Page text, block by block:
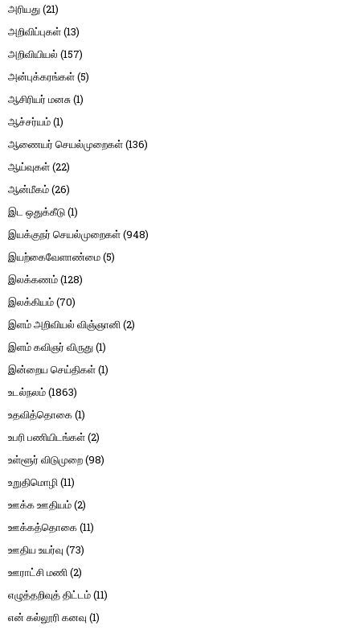
அரியது(21)
அறிவிப்புகள்(13)
அறிவியியல் (157)
அன்புக்கரங்கள்(5)
ஆசிரியர் மனசு(1)
ஆச்சர்யம்(1)
ஆணையர் செயல்முறைகள்(136)
ஆய்வுகள்(22)
ஆன்மீகம்(26)
இட ஒதுக்கீடு(1)
இயக்குநர் செயல்முறைகள்(948)
இயற்கைவேளாண்மை(5)
இலக்கணம்(128)
இலக்கியம்(70)
இளம் அறிவியல் விஞ்ஞானி(2)
இளம் கவிஞர் விருது(1)
இன்றைய செய்திகள்(1)
உடல்நலம்(1863)
உதவித்தொகை(1)
உபரி பணியிடங்கள்(2)
உள்ளூர் விடுமுறை(98)
உறுதிமொழி(11)
ஊக்க ஊதியம்(2)
ஊக்கத்தொகை(11)
ஊதிய உயர்வு (73)
ஊராட்சி மணி(2)
எழுத்தறிவுத் திட்டம்(11)
என் கல்லூரி கனவு (1)